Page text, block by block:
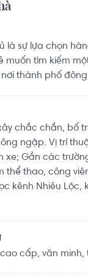
là sự lựa chọn
muốn tìm kiếm
thành phố
chắc chắn, bố
ngập. Vị trí
xe; Gần các
thể thao, công
kênh Nhiêu Lộc,
cấp, văn minh,